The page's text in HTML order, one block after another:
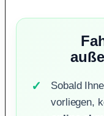
Sobald
vorliegen,